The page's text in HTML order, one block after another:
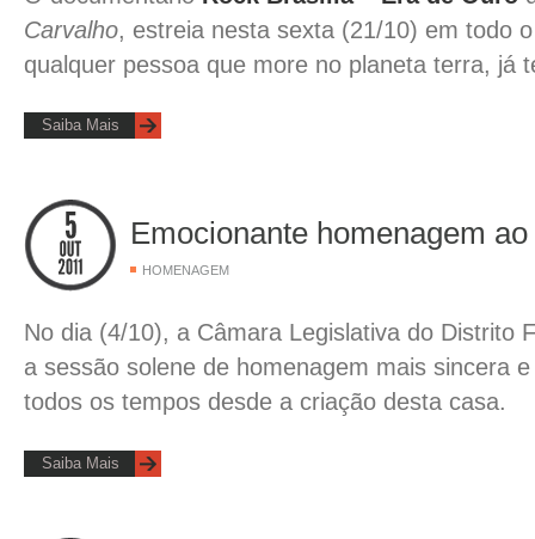
Carvalho, estreia nesta sexta (21/10) em todo
qualquer pessoa que more no planeta terra, já
Saiba Mais
Emocionante homenagem
HOMENAGEM
No dia (4/10), a Câmara Legislativa do Distrito
a sessão solene de homenagem mais sincera
todos os tempos desde a criação desta casa.
Saiba Mais